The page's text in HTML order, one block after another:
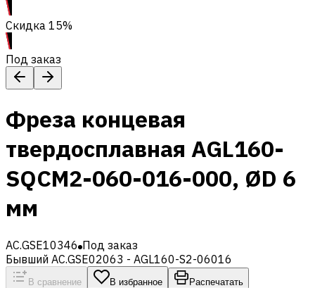
Скидка 15%
Под заказ
Фреза концевая
твердосплавная AGL160-
SQCM2-060-016-000, ØD 6
мм
AC.GSE10346 Под заказ
Бывший AC.GSE02063 - AGL160-S2-06016
В сравнение В избранное Распечатать